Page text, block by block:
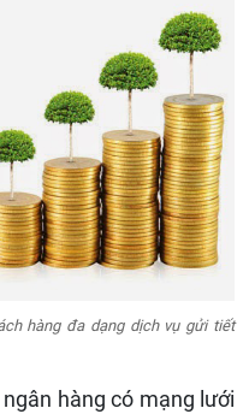
hàng đa dạng dịch vụ gửi tiết
hàng có mạng lưới